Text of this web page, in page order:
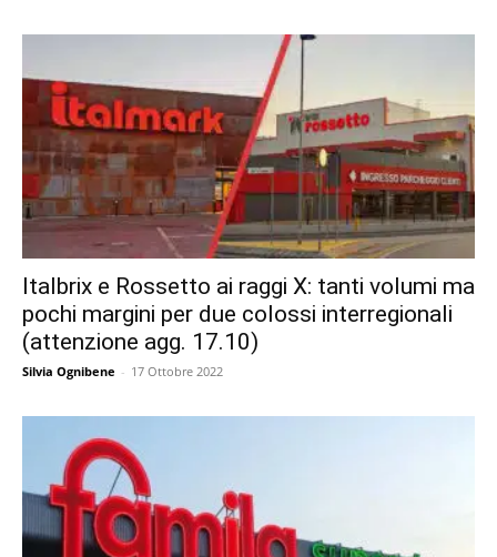
Italbrix e Rossetto ai raggi X: tanti volumi ma
pochi margini per due colossi interregionali
(attenzione agg. 17.10)
Silvia Ognibene - 17 Ottobre 2022